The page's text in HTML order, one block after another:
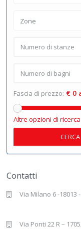
Zone
Fascia di prezzo: € 0
Altre opzioni di ricerca
CERCA
Contatti
Via Milano 6 -18013
Via Ponti 22 R –